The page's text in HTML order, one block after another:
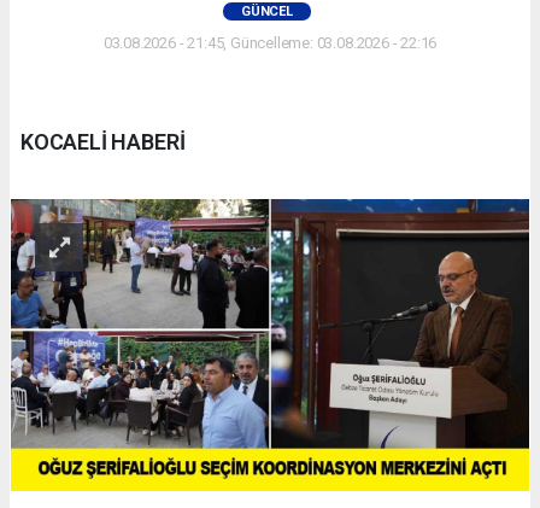
GÜNCEL
03.08.2026 - 21:45, Güncelleme: 03.08.2026 - 22:16
KOCAELİ HABERİ